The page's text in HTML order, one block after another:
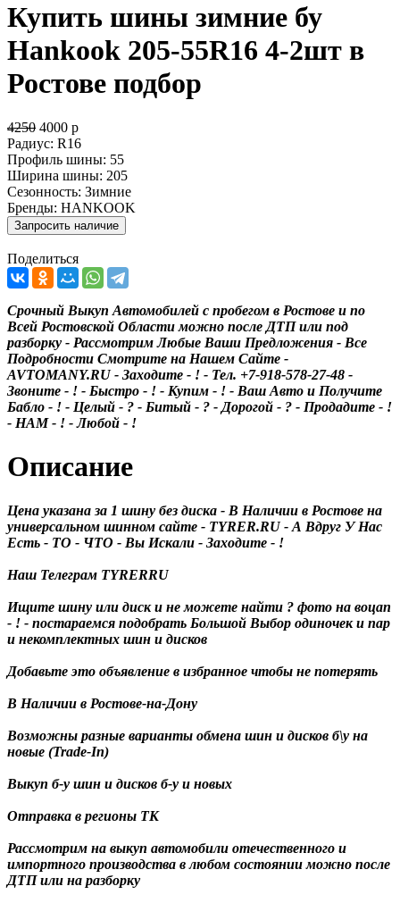
Купить шины зимние бу
Hankook 205-55R16 4-2шт в
Ростове подбор
4250 4000 р
Радиус: R16
Профиль шины: 55
Ширина шины: 205
Сезонность: Зимние
Бренды: HANKOOK
Поделиться
Срочный Выкуп Автомобилей с пробегом в Ростове и по
Всей Ростовской Области можно после ДТП или под
разборку - Рассмотрим Любые Ваши Предложения - Все
Подробности Смотрите на Нашем Сайте -
AVTOMANY.RU - Заходите - ! - Тел. +7-918-578-27-48 -
Звоните - ! - Быстро - ! - Купим - ! - Ваш Авто и Получите
Бабло - ! - Целый - ? - Битый - ? - Дорогой - ? - Продадите - !
- НАМ - ! - Любой - !
Описание
Цена указана за 1 шину без диска - В Наличии в Ростове на
универсальном шинном сайте - TYRER.RU - А Вдруг У Нас
Есть - ТО - ЧТО - Вы Искали - Заходите - !
Наш Телеграм TYRERRU
Ищите шину или диск и не можете найти ? фото на воцап
- ! - постараемся подобрать Большой Выбор одиночек и пар
и некомплектных шин и дисков
Добавьте это объявление в избранное чтобы не потерять
В Наличии в Ростове-на-Дону
Возможны разные варианты обмена шин и дисков б\у на
новые (Trade-In)
Выкуп б-у шин и дисков б-у и новых
Отправка в регионы ТК
Рассмотрим на выкуп автомобили отечественного и
импортного производства в любом состоянии можно после
ДТП или на разборку